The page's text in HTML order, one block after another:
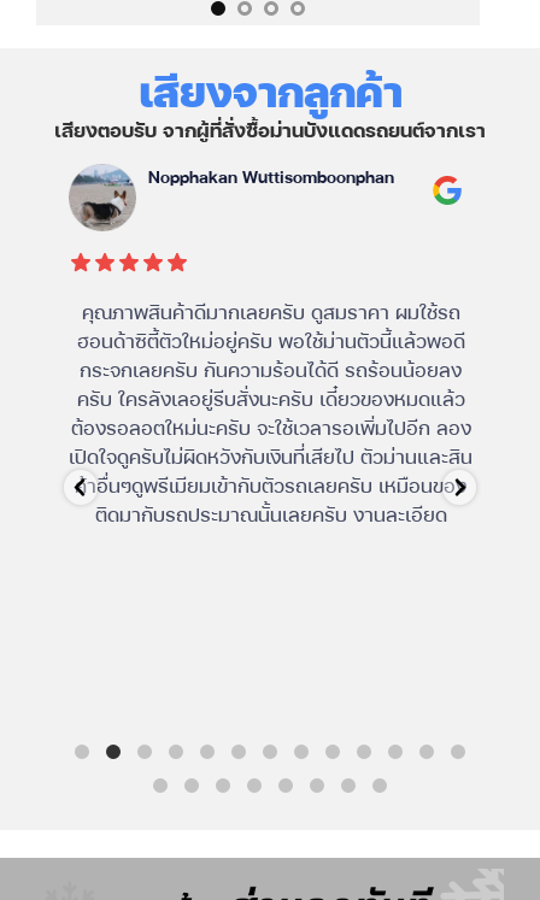
เสียงจากลูกค้า
เสียงตอบรับ จากผู้ที่สั่งซื้อม่านบังแดดรถยนต์จากเรา
Nopphakan Wuttisomboonphan
คุณภาพสินค้าดีมากเลยครับ ดูสมราคา ผมใช้รถ
ฮอนด้าซิตี้ตัวใหม่อยู่ครับ พอใช้ม่านตัวนี้แล้วพอดี
กระจกเลยครับ กันความร้อนได้ดี รถร้อนน้อยลง
ครับ ใครลังเลอยู่รีบสั่งนะครับ เดี๋ยวของหมดแล้ว
ต้องรอลอตใหม่นะครับ จะใช้เวลารอเพิ่มไปอีก ลอง
เปิดใจดูครับไม่ผิดหวังกับเงินที่เสียไป ตัวม่านและสิน
ค้าอื่นๆดูพรีเมียมเข้ากับตัวรถเลยครับ เหมือนของ
ติดมากับรถประมาณนั้นเลยครับ งานละเอียด